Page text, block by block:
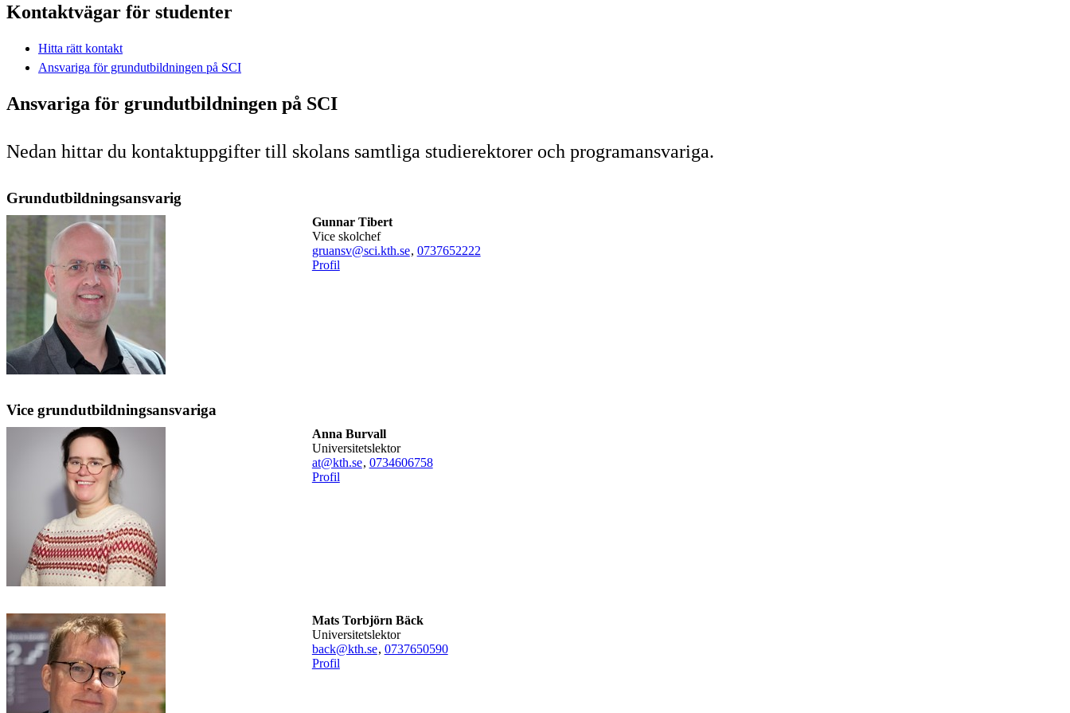
Kontaktvägar för studenter
Hitta rätt kontakt
Ansvariga för grundutbildningen på SCI
Ansvariga för grundutbildningen på SCI
Nedan hittar du kontaktuppgifter till skolans samtliga studierektorer och programansvariga.
Grundutbildningsansvarig
Gunnar Tibert
vice skolchef
gruansv@sci.kth.se, 0737652222
Profil
Vice grundutbildningsansvariga
Anna Burvall
universitetslektor
at@kth.se, 0734606758
Profil
Mats Torbjörn Bäck
universitetslektor
back@kth.se, 0737650590
Profil